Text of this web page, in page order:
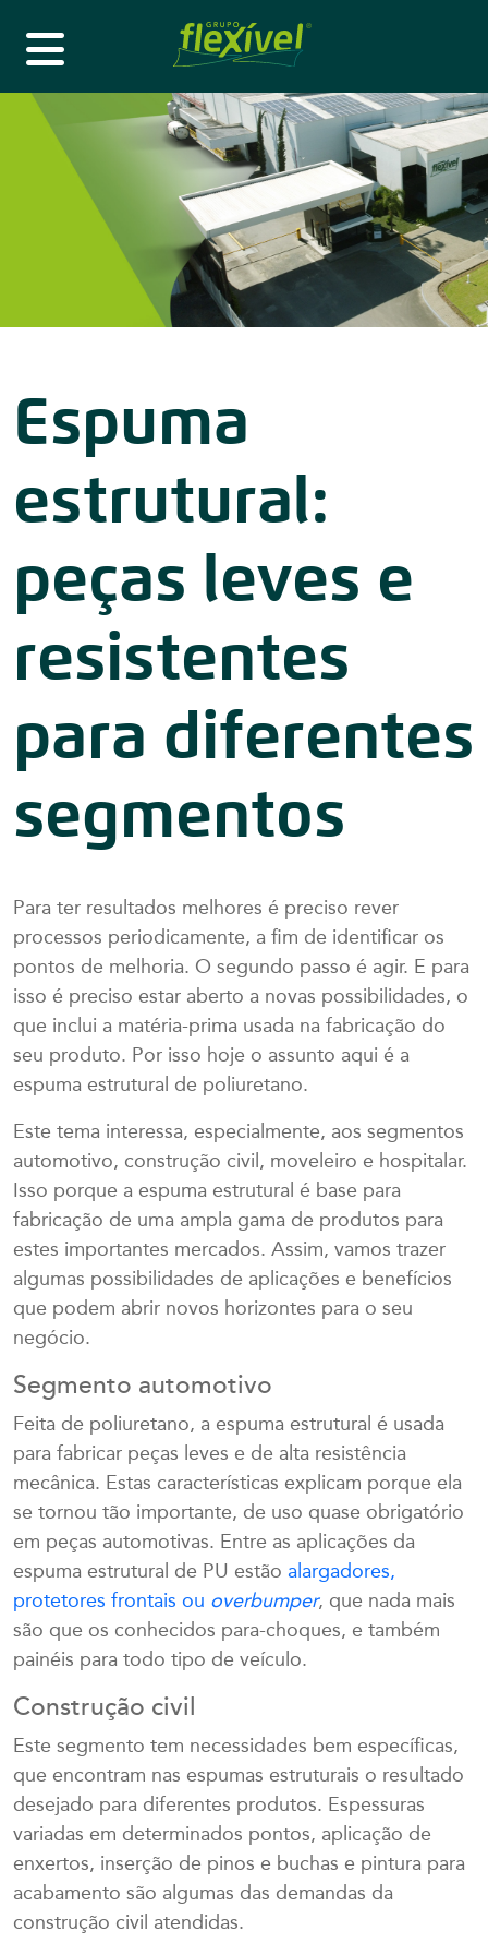
Espuma
estrutural:
peças leves e
resistentes
para diferentes
segmentos
Para ter resultados melhores é preciso rever
processos periodicamente, a fim de identificar os
pontos de melhoria. O segundo passo é agir. E para
isso é preciso estar aberto a novas possibilidades, o
que inclui a matéria-prima usada na fabricação do
seu produto. Por isso hoje o assunto aqui é a
espuma estrutural de poliuretano.
Este tema interessa, especialmente, aos segmentos
automotivo, construção civil, moveleiro e hospitalar.
Isso porque a espuma estrutural é base para
fabricação de uma ampla gama de produtos para
estes importantes mercados. Assim, vamos trazer
algumas possibilidades de aplicações e benefícios
que podem abrir novos horizontes para o seu
negócio.
Segmento automotivo
Feita de poliuretano, a espuma estrutural é usada
para fabricar peças leves e de alta resistência
mecânica. Estas características explicam porque ela
se tornou tão importante, de uso quase obrigatório
em peças automotivas. Entre as aplicações da
espuma estrutural de PU estão alargadores,
protetores frontais ou overbumper, que nada mais
são que os conhecidos para-choques, e também
painéis para todo tipo de veículo.
Construção civil
Este segmento tem necessidades bem específicas,
que encontram nas espumas estruturais o resultado
desejado para diferentes produtos. Espessuras
variadas em determinados pontos, aplicação de
enxertos, inserção de pinos e buchas e pintura para
acabamento são algumas das demandas da
construção civil atendidas.